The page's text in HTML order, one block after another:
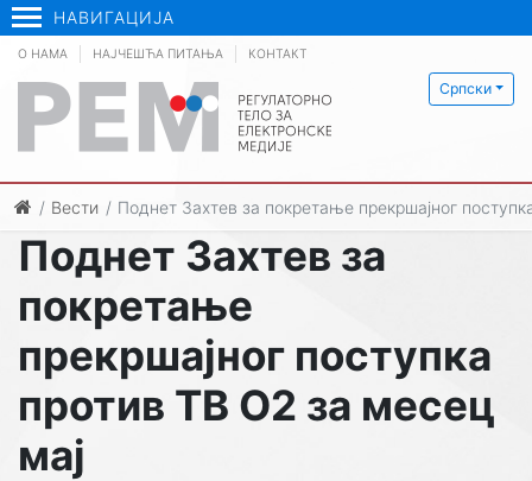
НАВИГАЦИЈА
Српски
О НАМА НАЈЧЕШЋА ПИТАЊА КОНТАКТ
Вести Поднет Захтев за покретање прекршајног
Поднет Захтев за
покретање
прекршајног поступка
против ТВ О2 за месец
мај